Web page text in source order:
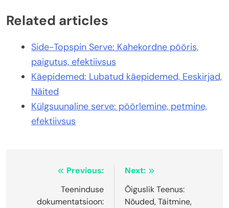
Related articles
Side-Topspin Serve: Kahekordne pööris,
paigutus, efektiivsus
Käepidemed: Lubatud käepidemed, Eeskirjad,
Näited
Külgsuunaline serve: pöörlemine, petmine,
efektiivsus
navigation
Previous:
Teeninduse
dokumentatsioon:
Next:
Õiguslik Teenus:
Nõuded, Täitmine,